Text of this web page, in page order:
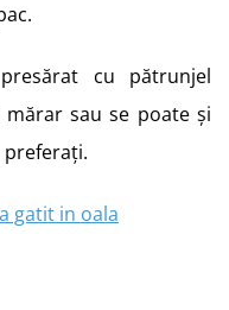
cu pătrunjel
sau se poate și
preferați.